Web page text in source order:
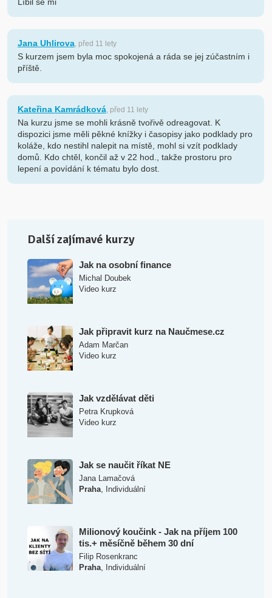
Líbil se mi
Jana Uhlirova, před 11 lety
S kurzem jsem byla moc spokojená a ráda se jej zúčastním i
příště.
Kateřina Kamrádková, před 11 lety
Na kurzu jsme se mohli krásně tvořivě odreagovat. K
dispozici jsme měli pěkné knížky i časopisy jako podklady pro
koláže, kdo nestihl nalepit na místě, mohl si vzít podklady
domů. Kdo chtěl, končil až v 22 hod., takže prostoru pro
lepení a povídání k tématu bylo dost.
Další zajímavé kurzy
Jak na osobní finance
Michal Doubek
Video kurz
Jak připravit kurz na Naučmese.cz
Adam Marčan
Video kurz
Jak vzdělávat děti
Petra Krupková
Video kurz
Jak se naučit říkat NE
Jana Lamačová
Praha, Individuální
Milionový koučink - Jak na příjem 100
tis.+ měsíčně během 30 dní
Filip Rosenkranc
Praha, Individuální